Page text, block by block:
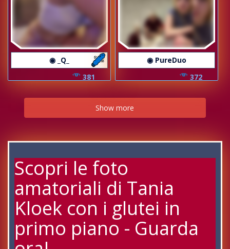
◉ _Q_
381
◉ PureDuo
372
Show more
Scopri le foto
amatoriali di Tania
Kloek con i glutei in
primo piano - Guarda